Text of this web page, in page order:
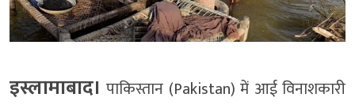
इस्लामाबाद। पाकिस्तान (Pakistan) में आई विनाशकारी